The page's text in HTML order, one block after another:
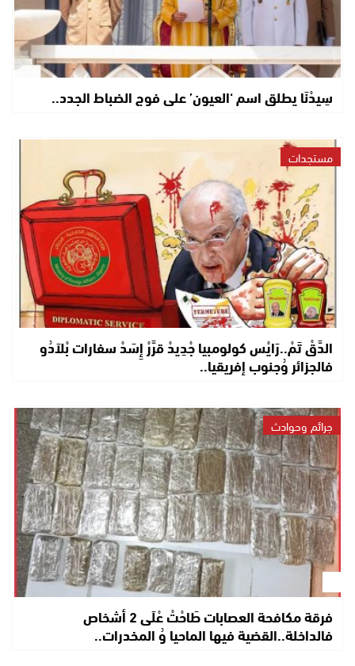
سِيدْنَا يطلق اسم ‘العيون’ على فوج الضباط الجدد..
مستجدات
الدَّقْ تَمْ..رَايْس كولومبيا جْدِيدْ قرَّرْ إِسَدْ سفارات بْلاَدُو
فالجزائر وُجنوب إفريقيا..
جرائم وحوادث
فرقة مكافحة العصابات طَاحْتْ عْلَى 2 أشخاص
فالداخلة..القضية فيها الماحيا وُ المخدرات..